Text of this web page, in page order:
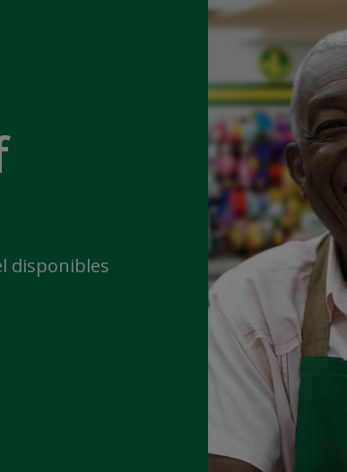
disponibles